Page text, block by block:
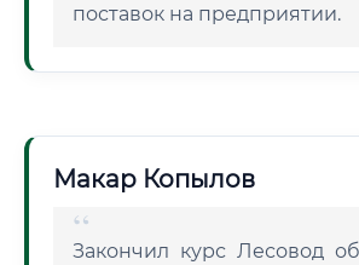
поставок на предприятии.
Макар Копылов
Закончил курс Лесовод